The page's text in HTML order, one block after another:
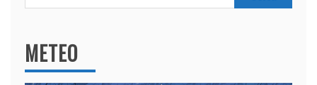
per:
METEO